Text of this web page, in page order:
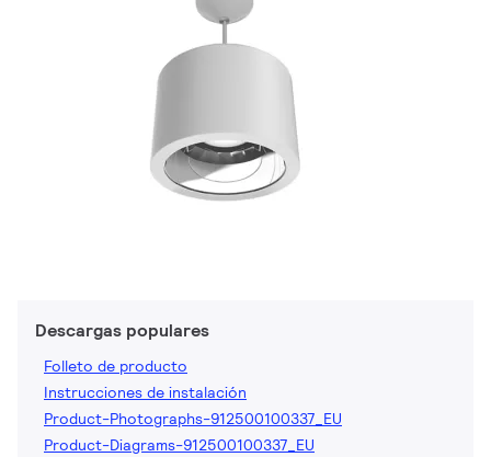
Descargas populares
Folleto de producto
Instrucciones de instalación
Product-Photographs-912500100337_EU
Product-Diagrams-912500100337_EU